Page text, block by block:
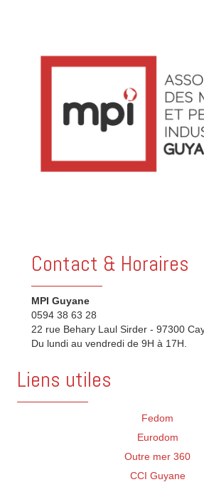
Contact & Horaires
MPI Guyane
0594 38 63 28
22 rue Behary Laul Sirder - 97300
Du lundi au vendredi de 9H à 17H.
Liens utiles
Fedom
Eurodom
Outre mer 360
CCI Guyane